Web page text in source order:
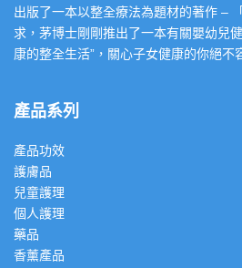
出版了一本以整全療法為題材的著作 –
求，茅博士剛剛推出了一本有關嬰幼兒
康的整全生活”，關心子女健康的你絕不
產品系列
產品功效
護膚品
兒童護理
個人護理
藥品
香薰產品